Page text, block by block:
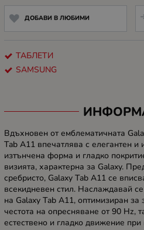
ДОБАВИ В ЛЮБИМИ
ТАБЛЕТИ
SAMSUNG
Вдъхновен от емблематичната
Tab A11 впечатлява с елегантен и
изтънчена форма и гладко
визията, характерна за Galaxy.
сребристо, Galaxy Tab A11 се
всекидневен стил. Наслаждавай
на Galaxy Tab A11, оптимизиран за
честота на опресняване от 90 Hz,
естествено и гладко движение